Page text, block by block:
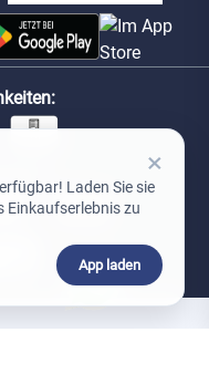
×
Laden Sie sie
Einkaufserlebnis zu
App laden